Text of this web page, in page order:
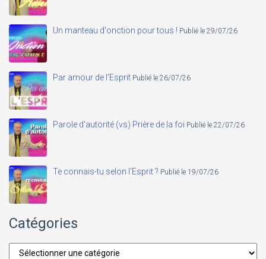
Un manteau d'onction pour tous ! Publié le 29/07/26
Par amour de l'Esprit Publié le 26/07/26
Parole d'autorité (vs) Prière de la foi Publié le 22/07/26
Te connais-tu selon l'Esprit ? Publié le 19/07/26
Catégories
Catégories